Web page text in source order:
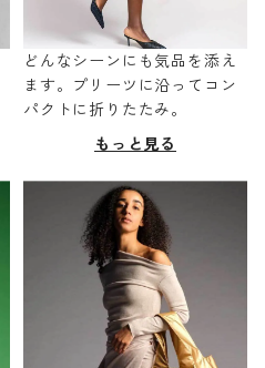
どんなシーンにも気品を添え
ます。プリーツに沿ってコン
パクトに折りたたみ。
もっと見る